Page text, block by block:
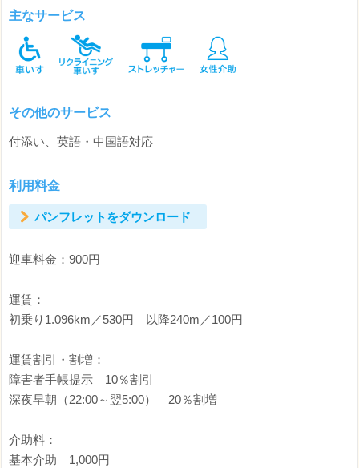
主なサービス
その他のサービス
付添い、英語・中国語対応
利用料金
パンフレットをダウンロード
迎車料金：900円
運賃：
初乗り1.096km／530円 以降240m／100円
運賃割引・割増：
障害者手帳提示 10％割引
深夜早朝（22:00～翌5:00） 20％割増
介助料：
基本介助 1,000円